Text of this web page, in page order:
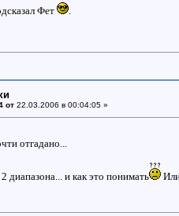
Фет .
от 22.03.2006 в 00:04:05 »
отгадано...
диапазона... и как это понимать